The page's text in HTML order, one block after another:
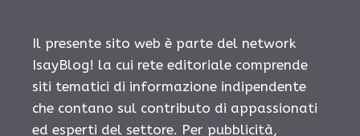
Il presente sito web è parte del network
IsayBlog! la cui rete editoriale comprende
siti tematici di informazione indipendente
che contano sul contributo di appassionati
ed esperti del settore. Per pubblicità,